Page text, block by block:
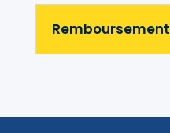
Remboursement